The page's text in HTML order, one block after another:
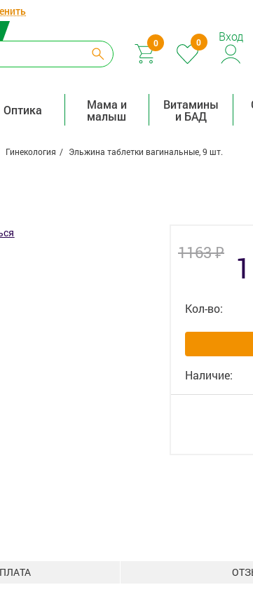
0 0 Вход
Оптика
Мама и
малыш
Витамины
и БАД
Гинекология Эльжина таблетки вагинальные, 9 шт.
1163₽
Кол-во:
Наличие: